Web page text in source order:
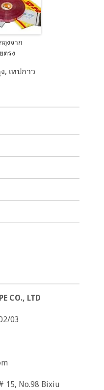
ถุงจาก
ตรง
, เทปกาว
CO., LTD
03
15, No.98 Bixiu